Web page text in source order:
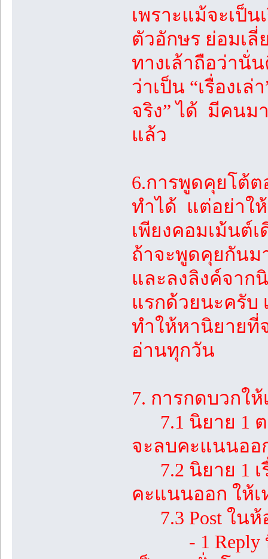
เพราะแม้จะเป็น
ตัวอักษร ย่อมเลี่
ทางเล้าถือว่านั่
ว่าเป็น “เรื่องเ
จริง” ได้ มีคนม
แล้ว
6.การพูดคุยโต้
ทำได้ แต่อย่าใ
เพียงคอมเม้นต์
ถ้าจะพูดคุยกันม
และลงลิงค์จาก
แรกด้วยนะครับ
ทำให้หานิยายที่
อ่านทุกวัน
7. การกดบวกให้
7.1 นิยาย 1 ต
จะลบคะแนนออ
7.2 นิยาย 1 เรื่
คะแนนออก ให้
7.3 Post ในห้
- 1 Reply ที่